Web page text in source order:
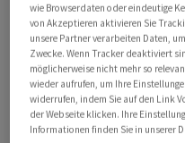
Unter anderem die
Regionen Genf und
ausgebaut. Damit will
der wachsenden
Diensten gerecht
wie Browserdaten oder eindeutige
von Akzeptieren aktivieren Sie
unsere Partner verarbeiten Daten,
Zwecke. Wenn Tracker deaktiviert
möglicherweise nicht mehr so
wieder aufrufen, um Ihre
widerrufen, indem Sie auf den Link
der Webseite klicken. Ihre
Informationen finden Sie in unserer